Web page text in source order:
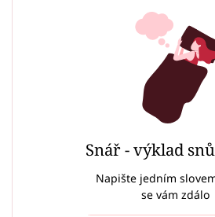
Snář - výklad
Napište jedním
se vám zdálo